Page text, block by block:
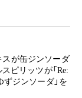
スが缶ジンソーダ
ピリッツが「Re:
ジンソーダ」を